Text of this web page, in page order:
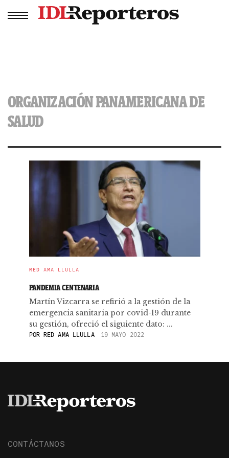
ORGANIZACIÓN PANAMERICANA DE
SALUD
RED AMA LLULLA
PANDEMIA CENTENARIA
Martín Vizcarra se refirió a la gestión de la
emergencia sanitaria por covid-19 durante
su gestión, ofreció el siguiente dato: ...
PORRED AMA LLULLA 19 MAYO 2022
CONTÁCTANOS